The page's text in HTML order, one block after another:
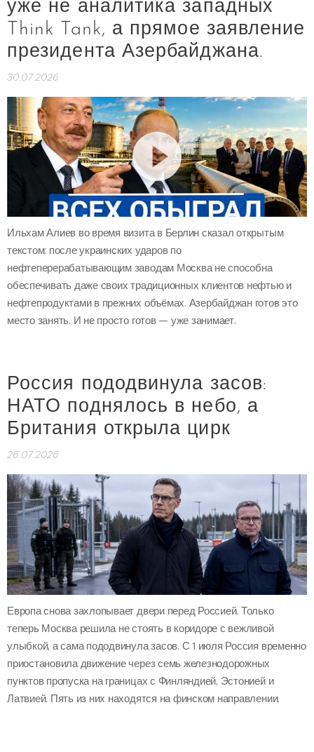
уже не аналитика западных
Think Tank, а прямое заявление
президента Азербайджана.
30.07.2026
Ильхам Алиев во время визита в Берлин сказал открытым
текстом: после украинских ударов по
нефтеперерабатывающим заводам Москва не способна
обеспечивать даже своих традиционных клиентов нефтью и
нефтепродуктами в прежних объёмах. Азербайджан готов это
место занять. И не просто готов — уже занимает.
Россия пододвинула засов:
НАТО поднялось в небо, а
Британия открыла цирк
26.07.2026
Европа снова захлопывает двери перед Россией. Только
теперь Москва решила не стоять в коридоре с вежливой
улыбкой, а сама пододвинула засов. С 1 июля Россия временно
приостановила движение через семь железнодорожных
пунктов пропуска на границах с Финляндией, Эстонией и
Латвией. Пять из них находятся на финском направлении.